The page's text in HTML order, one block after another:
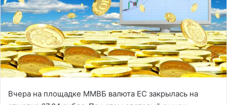
Вчера на площадке ММВБ валюта ЕС закрылась на